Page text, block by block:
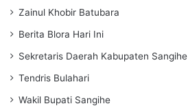
Zainul Khobir Batubara
Berita Blora Hari Ini
Sekretaris Daerah Kabupaten Sangihe
Tendris Bulahari
Wakil Bupati Sangihe